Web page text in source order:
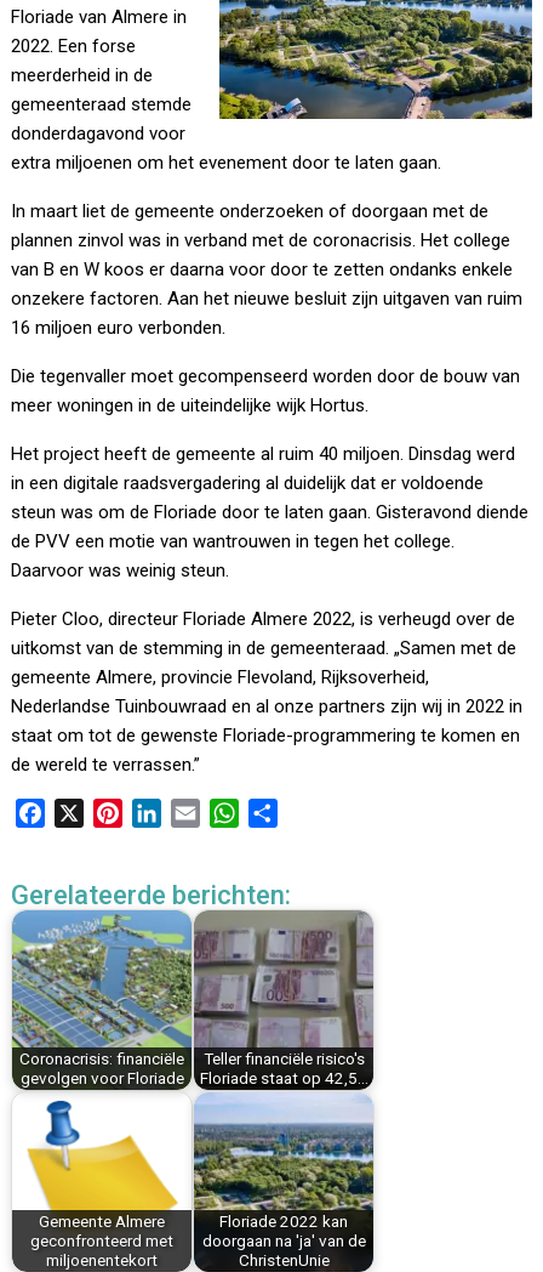
Floriade van Almere in
2022. Een forse
meerderheid in de
gemeenteraad stemde
donderdagavond voor
extra miljoenen om het evenement door te laten gaan.
In maart liet de gemeente onderzoeken of doorgaan met de
plannen zinvol was in verband met de coronacrisis. Het college
van B en W koos er daarna voor door te zetten ondanks enkele
onzekere factoren. Aan het nieuwe besluit zijn uitgaven van ruim
16 miljoen euro verbonden.
Die tegenvaller moet gecompenseerd worden door de bouw van
meer woningen in de uiteindelijke wijk Hortus.
Het project heeft de gemeente al ruim 40 miljoen. Dinsdag werd
in een digitale raadsvergadering al duidelijk dat er voldoende
steun was om de Floriade door te laten gaan. Gisteravond diende
de PVV een motie van wantrouwen in tegen het college.
Daarvoor was weinig steun.
Pieter Cloo, directeur Floriade Almere 2022, is verheugd over de
uitkomst van de stemming in de gemeenteraad. „Samen met de
gemeente Almere, provincie Flevoland, Rijksoverheid,
Nederlandse Tuinbouwraad en al onze partners zijn wij in 2022 in
staat om tot de gewenste Floriade-programmering te komen en
de wereld te verrassen.”
e
b
o
o
k
t
e
r
e
s
t
k
e
d
I
n
i
l
W
t
s
A
p
p
e
n
Gerelateerde berichten:
Coronacrisis: financiële
gevolgen voor Floriade
Teller financiële risico's
Floriade staat op 42,5…
Gemeente Almere
geconfronteerd met
miljoenentekort
Floriade 2022 kan
doorgaan na 'ja' van de
ChristenUnie